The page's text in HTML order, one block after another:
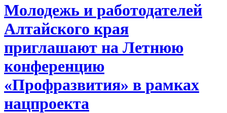
Молодежь и работодателей
Алтайского края
приглашают на Летнюю
конференцию
«Профразвития» в рамках
нацпроекта